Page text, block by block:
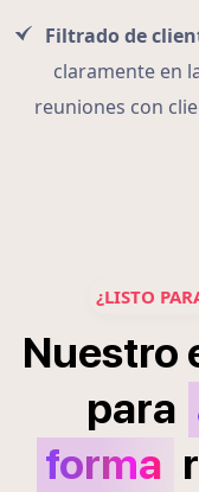
Filtrado de
claramente en
reuniones con
¿LISTO
Nuestro
para
forma r